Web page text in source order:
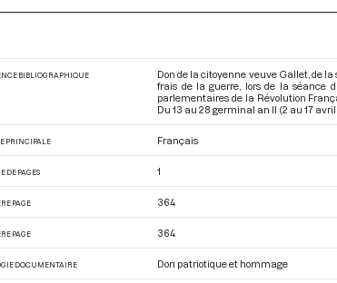
BIBLIOGRAPHIQUE
Don de la citoyenne veuve Gallet, de la
frais de la guerre, lors de la séance
parlementaires de la Révolution
Du 13 au 28 germinal an II (2 au 17 avril
PRINCIPALE Français
DE PAGES 1
PAGE 364
PAGE 364
DOCUMENTAIRE Don patriotique et hommage